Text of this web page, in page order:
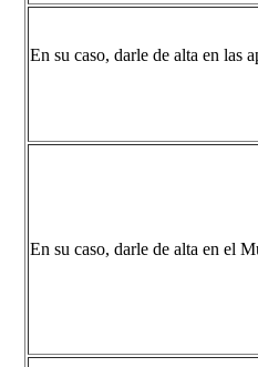
En su caso, darle de alta en las
En su caso, darle de alta en el